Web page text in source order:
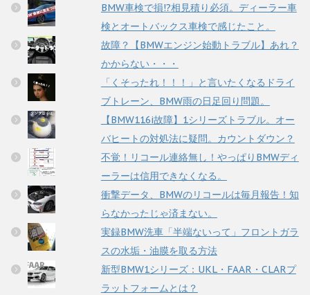
BMW車検で損!?相見積り必須。ディーラー車
検とオートバックス車検で感じたこと。
故障？【BMWエンジン始動トラブル】あれ？
かからない・・・
「くそったれ！！！」と言いたくなるドライ
ブトレーン、BMW雨の日足回り問題。
【BMW116i故障】1シリーズトラブル。オー
バヒートの対処法に疑問。カウントダウン？
不覚！リコール連絡無し！やっぱりBMWディ
ーラーは信用できなくなる。
衝撃データ、BMWのリコールは毎月報告！知
らなかったじゃ済まない。
実録BMW洗車「半端ないって」フロントガラ
スの水垢・油膜を取る方法
新型BMW1シリーズ：UKL・FAAR・CLARプ
ラットフォームとは？